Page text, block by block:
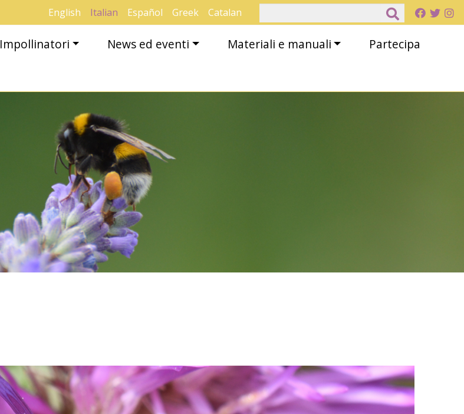
English Italian Español Greek Catalan
Impollinatori News ed eventi Materiali e manuali
Partecipa